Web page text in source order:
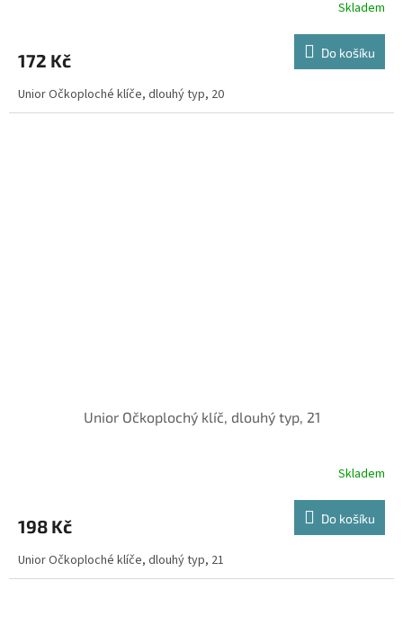
Skladem
172 Kč Do košíku
Unior Očkoploché klíče, dlouhý typ, 20
Unior Očkoplochý klíč, dlouhý typ, 21
Skladem
198 Kč Do košíku
Unior Očkoploché klíče, dlouhý typ, 21